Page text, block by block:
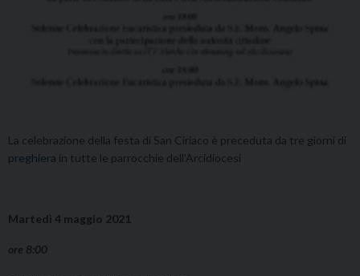
La celebrazione della festa di San Ciriaco è preceduta da tre giorni di
preghiera in tutte le parrocchie dell’Arcidiocesi
Martedì 4 maggio 2021
ore 8:00